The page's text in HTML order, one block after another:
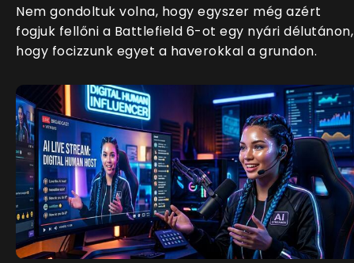
Nem gondoltuk volna, hogy egyszer még azért
fogjuk fellőni a Battlefield 6-ot egy nyári délutánon,
hogy focizzunk egyet a haverokkal a grundon.